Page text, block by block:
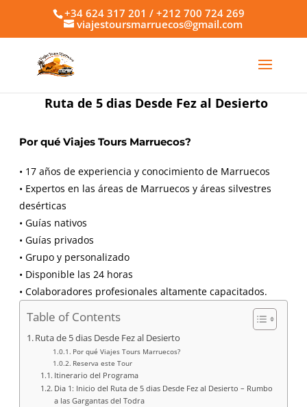
+34 624 317 201 / +212 700 724 269
viajestoursmarruecos@gmail.com
Ruta de 5 dias Desde Fez al Desierto
Por qué Viajes Tours Marruecos?
• 17 años de experiencia y conocimiento de Marruecos
• Expertos en las áreas de Marruecos y áreas silvestres
desérticas
• Guías nativos
• Guías privados
• Grupo y personalizado
• Disponible las 24 horas
• Colaboradores profesionales altamente capacitados.
Table of Contents
Ruta de 5 dias Desde Fez al Desierto
Por qué Viajes Tours Marruecos?
Reserva este Tour
Itinerario del Programa
Dia 1: Inicio del Ruta de 5 dias Desde Fez al Desierto – Rumbo
a las Gargantas del Todra